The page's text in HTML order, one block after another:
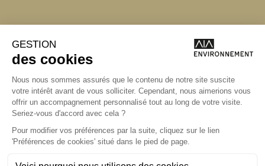
Angers
Angers
La Station A
Yvonne Poirel
T +33 (0)2 41 36